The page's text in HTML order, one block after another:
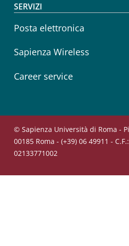
SERVIZI
Posta elettronica
Sapienza Wireless
Career service
© Sapienza Università di Roma -
00185 Roma - (+39) 06 49911 -
02133771002